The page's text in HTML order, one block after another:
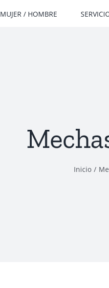
MUJER / HOMBRE
Inicio